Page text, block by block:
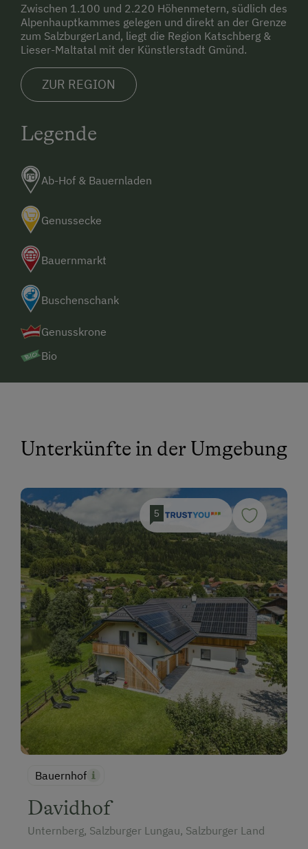
Zwischen 1.100 und 2.220 Höhenmetern, südlich des
Alpenhauptkammes gelegen und direkt an der Grenze
zum SalzburgerLand, liegt die Region Katschberg &
Lieser-Maltatal mit der Künstlerstadt Gmünd.
ZUR REGION
Legende
Ab-Hof & Bauernladen
Genussecke
Bauernmarkt
Buschenschank
Genusskrone
Bio
Unterkünfte in der Umgebung
5
Bauernhof
Davidhof
Unternberg, Salzburger Lungau, Salzburger Land